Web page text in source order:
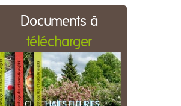
Documents à
télécharger